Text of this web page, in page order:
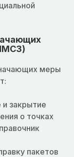
меры
и закрытие
о точках
пакетов